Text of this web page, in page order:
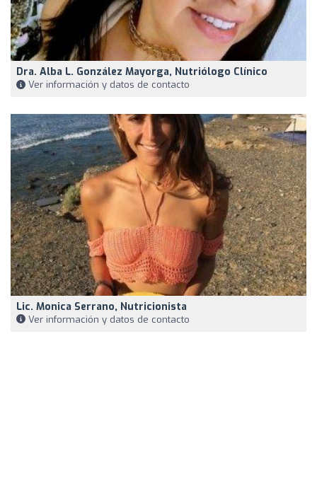
Dra. Alba L. González Mayorga, Nutriólogo Clínico
Ver información y datos de contacto
Lic. Monica Serrano, Nutricionista
Ver información y datos de contacto